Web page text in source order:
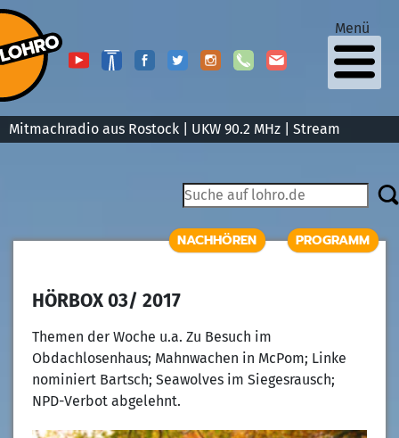
Mitmachradio aus Rostock | UKW 90.2 MHz | Stream
Menü
NACHHÖREN PROGRAMM
HÖRBOX 03/ 2017
Themen der Woche u.a. Zu Besuch im
Obdachlosenhaus; Mahnwachen in McPom; Linke
nominiert Bartsch; Seawolves im Siegesrausch;
NPD-Verbot abgelehnt.